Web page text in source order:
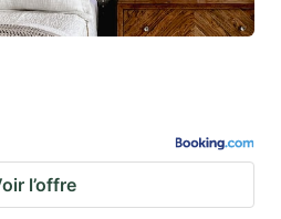
l’offre